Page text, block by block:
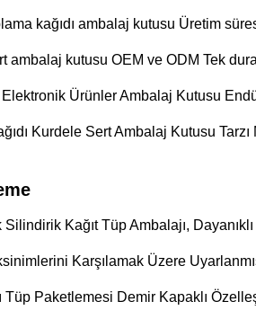
kağıdı ambalaj kutusu Üretim
ambalaj kutusu OEM ve ODM Tek
Ürünler Ambalaj Kutusu
Kurdele Sert Ambalaj Kutusu
Kağıt Tüp Ambalajı,
Karşılamak Üzere
Tüp Paketlemesi Demir Kapaklı